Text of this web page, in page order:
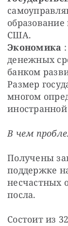
США.
Экономика
денежных
банком
Размер
многом
В чем
Получены
поддержке
несчастных
посла.
Состоит из